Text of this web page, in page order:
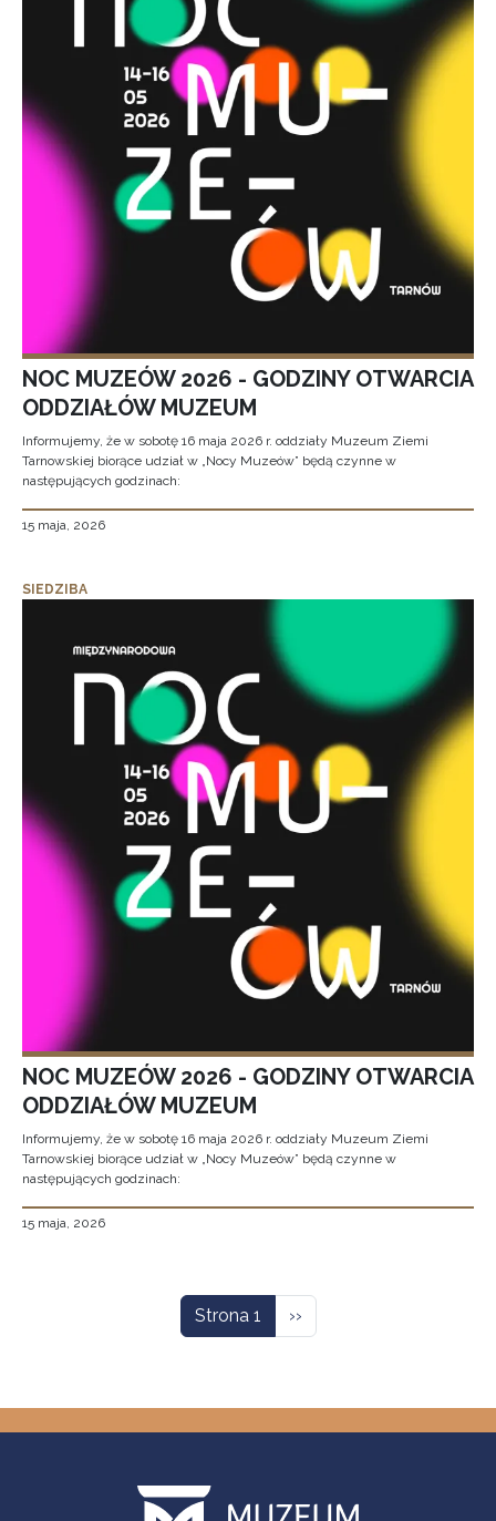
NOC MUZEÓW 2026 - GODZINY OTWARCIA
ODDZIAŁÓW MUZEUM
Informujemy, że w sobotę 16 maja 2026 r. oddziały Muzeum Ziemi
Tarnowskiej biorące udział w „Nocy Muzeów” będą czynne w
następujących godzinach:
15 maja, 2026
SIEDZIBA
NOC MUZEÓW 2026 - GODZINY OTWARCIA
ODDZIAŁÓW MUZEUM
Informujemy, że w sobotę 16 maja 2026 r. oddziały Muzeum Ziemi
Tarnowskiej biorące udział w „Nocy Muzeów” będą czynne w
następujących godzinach:
15 maja, 2026
Strona 1 Następna strona
››